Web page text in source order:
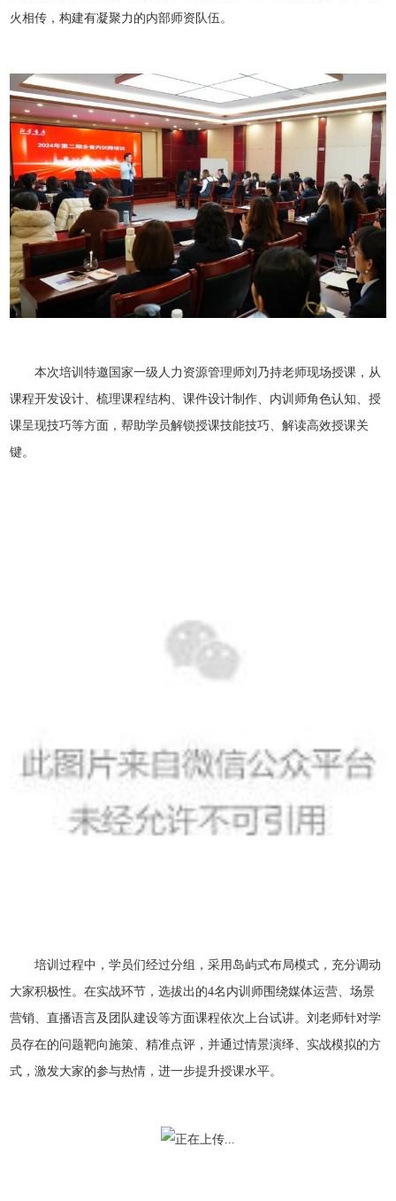
火相传，构建有凝聚力的内部师资队伍。
本次培训特邀国家一级人力资源管理师刘乃持老师现场授课，从
课程开发设计、梳理课程结构、课件设计制作、内训师角色认知、授
课呈现技巧等方面，帮助学员解锁授课技能技巧、解读高效授课关
键。
培训过程中，学员们经过分组，采用岛屿式布局模式，充分调动
大家积极性。在实战环节，选拔出的4名内训师围绕媒体运营、场景
营销、直播语言及团队建设等方面课程依次上台试讲。刘老师针对学
员存在的问题靶向施策、精准点评，并通过情景演绎、实战模拟的方
式，激发大家的参与热情，进一步提升授课水平。